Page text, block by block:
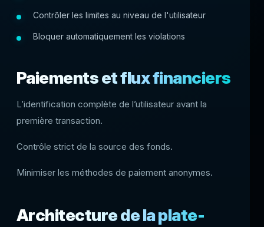
Contrôler les limites au niveau de l'utilisateur
Bloquer automatiquement les violations
Paiements et flux financiers
Lʼidentification complète de lʼutilisateur avant la
première transaction.
Contrôle strict de la source des fonds.
Minimiser les méthodes de paiement anonymes.
Architecture de la plate-